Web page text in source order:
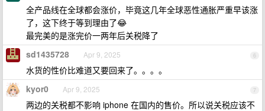
全产品线在全球都会涨价，毕竟这几年全球恶性通胀严重早该涨
了，这下终于等到理由了😂
最完美的是涨完价一两年后关税降了
6
sd1435728 Apr 9, 2025
水货的性价比难道又要回来了。。。。
7
kyor0 Apr 9, 2025
两边的关税都不影响 iphone 在国内的售价。所以说关税应该不